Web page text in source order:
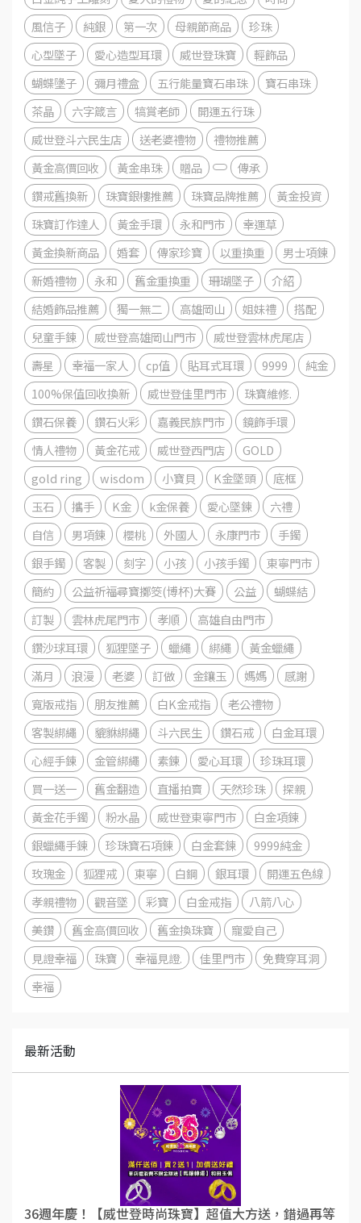
風信子
純銀 第一次 母親節商品
珍珠
心型墜子
愛心造型耳環 威世登珠寶
輕飾品
蝴蝶墬子
彌月禮盒 五行能量寶石串珠
寶石串珠
茶晶
六字箴言 犒賞老師
開運五行珠
威世登斗六民生店
送老婆禮物
禮物推薦
黃金高價回收
黃金串珠 贈品
傳承
鑽戒舊換新
珠寶銀樓推薦 珠寶品牌推薦
黃金投資
珠寶訂作達人
黃金手環 永和門市
幸運草
黃金換新商品
婚套 傳家珍寶 以重換重
男士項鍊
新婚禮物
永和 舊金重換重 珊瑚墜子
介紹
結婚飾品推薦
獨一無二 高雄岡山 姐妹禮
搭配
兒童手鍊
威世登高雄岡山門市
威世登雲林虎尾店
壽星
幸福一家人 cp值 貼耳式耳環 9999
純金
100%保值回收換新
威世登佳里門市
珠寶維修.
鑽石保養
鑽石火彩 嘉義民族門市
鏡飾手環
情人禮物
黃金花戒 威世登西門店
GOLD
gold ring
wisdom 小寶貝 K金墜頭
底框
玉石
攜手 K金 k金保養 愛心墜鍊
六禮
自信
男項鍊 櫻桃 外國人 永康門市
手鐲
銀手鐲
客製 刻字 小孩 小孩手鐲
東寧門市
簡約
公益祈福尋寶擲筊(博杯)大賽 公益
蝴蝶結
訂製
雲林虎尾門市 孝順
高雄自由門市
鑽沙球耳環
狐狸墜子 蠟繩 綁繩
黃金蠟繩
滿月
浪漫 老婆 訂做 金鑲玉 媽媽
感謝
寬版戒指
朋友推薦 白K金戒指
老公禮物
客製綁繩
貔貅綁繩 斗六民生 鑽石戒
白金耳環
心經手鍊
金管綁繩 素鍊 愛心耳環
珍珠耳環
買一送一
舊金翻造 直播拍賣 天然珍珠
探親
黃金花手鐲
粉水晶 威世登東寧門市
白金項鍊
銀蠟繩手鍊
珍珠寶石項鍊 白金套鍊
9999純金
玫瑰金
狐狸戒 東寧 白鋼 銀耳環
開運五色線
孝親禮物
觀音墜 彩寶 白金戒指
八箭八心
美鑽
舊金高價回收 舊金換珠寶
寵愛自己
見證幸福
珠寶 幸福見證. 佳里門市
免費穿耳洞
幸福
最新活動
36週年慶！【威世登時尚珠寶】超值大方送，錯過再等